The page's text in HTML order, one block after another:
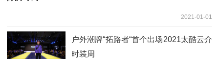
2021-01-01
户外潮牌“拓路者“首个出场2021太酷云介
时装周